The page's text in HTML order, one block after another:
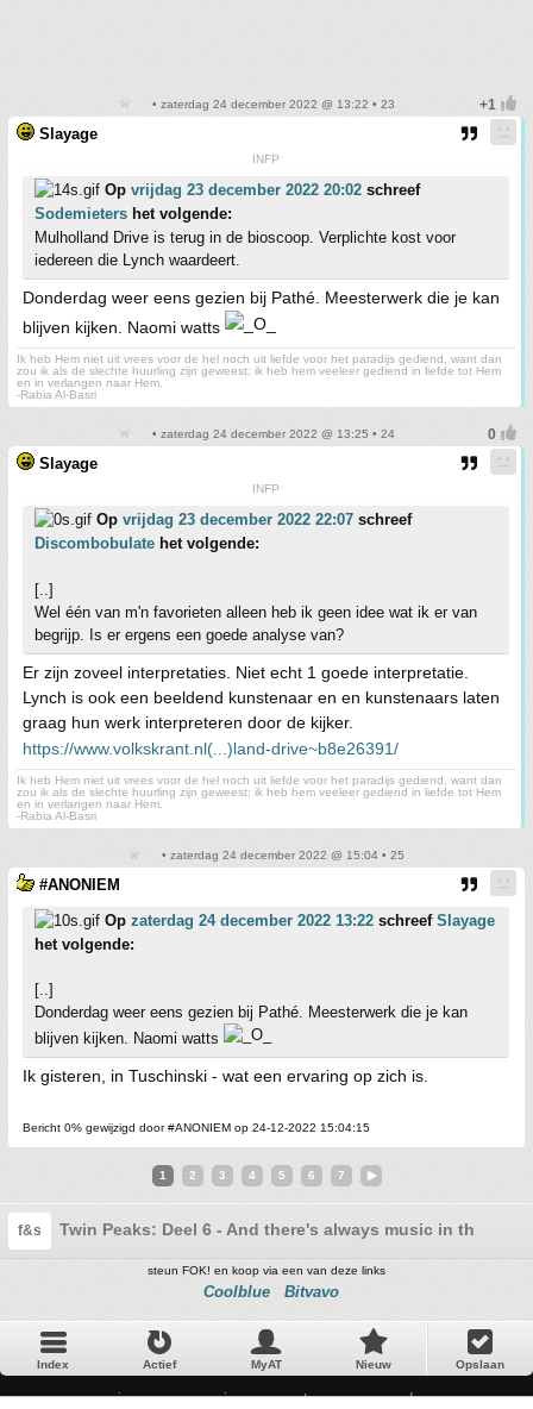
• zaterdag 24 december 2022 @ 13:22 • 23
Slayage
INFP
Op vrijdag 23 december 2022 20:02 schreef
Sodemieters het volgende:
Mulholland Drive is terug in de bioscoop. Verplichte kost voor
iedereen die Lynch waardeert.
Donderdag weer eens gezien bij Pathé. Meesterwerk die je kan
blijven kijken. Naomi watts
Ik heb Hem niet uit vrees voor de hel noch uit liefde voor het paradijs gediend, want dan
zou ik als de slechte huurling zijn geweest; ik heb hem veeleer gediend in liefde tot Hem
en in verlangen naar Hem.
-Rabia Al-Basri
• zaterdag 24 december 2022 @ 13:25 • 24
Slayage
INFP
Op vrijdag 23 december 2022 22:07 schreef
Discombobulate het volgende:
[..]
Wel één van m'n favorieten alleen heb ik geen idee wat ik er van
begrijp. Is er ergens een goede analyse van?
Er zijn zoveel interpretaties. Niet echt 1 goede interpretatie.
Lynch is ook een beeldend kunstenaar en en kunstenaars laten
graag hun werk interpreteren door de kijker.
https://www.volkskrant.nl(...)land-drive~b8e26391/
Ik heb Hem niet uit vrees voor de hel noch uit liefde voor het paradijs gediend, want dan
zou ik als de slechte huurling zijn geweest; ik heb hem veeleer gediend in liefde tot Hem
en in verlangen naar Hem.
-Rabia Al-Basri
• zaterdag 24 december 2022 @ 15:04 • 25
#ANONIEM
Op zaterdag 24 december 2022 13:22 schreef Slayage
het volgende:
[..]
Donderdag weer eens gezien bij Pathé. Meesterwerk die je kan
blijven kijken. Naomi watts
Ik gisteren, in Tuschinski - wat een ervaring op zich is.
Bericht 0% gewijzigd door #ANONIEM op 24-12-2022 15:04:15
1 2 3 4 5 6 7
f&s Twin Peaks: Deel 6 - And there's always music in the air
steun FOK! en koop via een van deze links
Coolblue Bitvavo
Index Actief MyAT Nieuw Opslaan
privacy • premium account • voorwaarden